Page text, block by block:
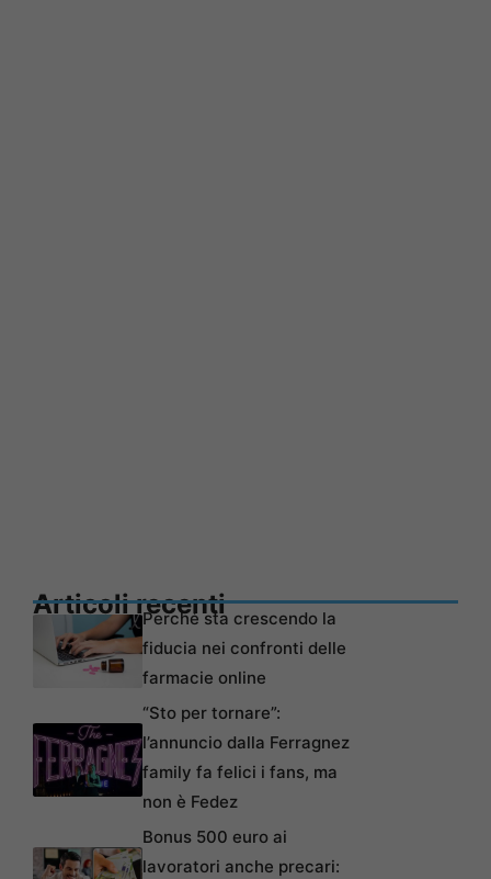
Articoli recentiPerché sta crescendo la
fiducia nei confronti delle
farmacie online
“Sto per tornare”:
l’annuncio dalla Ferragnez
family fa felici i fans, ma
non è Fedez
Bonus 500 euro ai
lavoratori anche precari: